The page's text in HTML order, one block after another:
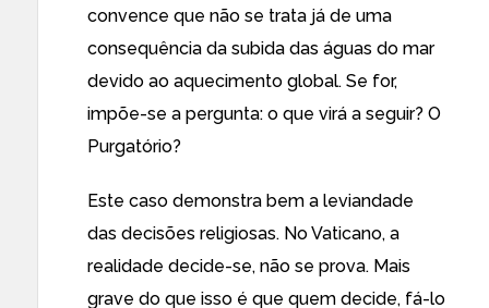
convence que não se trata já de uma
consequência da subida das águas do mar
devido ao aquecimento global. Se for,
impõe-se a pergunta: o que virá a seguir? O
Purgatório?
Este caso demonstra bem a leviandade
das decisões religiosas. No Vaticano, a
realidade decide-se, não se prova. Mais
grave do que isso é que quem decide, fá-lo